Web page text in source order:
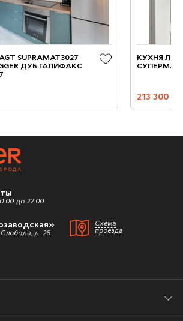
SUPRAMAT3027
ДУБ ГАЛИФАКС
КУХНЯ
СУПЕРМАТ
213 300
до 22:00
Слобода, д. 26
Схема
проезда